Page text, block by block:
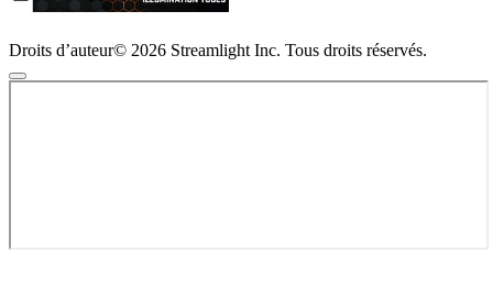
Droits d’auteur© 2026 Streamlight Inc. Tous droits réservés.